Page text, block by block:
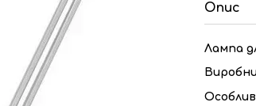
Опис
Лампа